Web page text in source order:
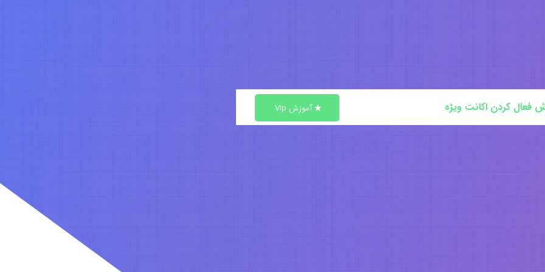
فعال کردن اکانت ویژه آموزش Vip